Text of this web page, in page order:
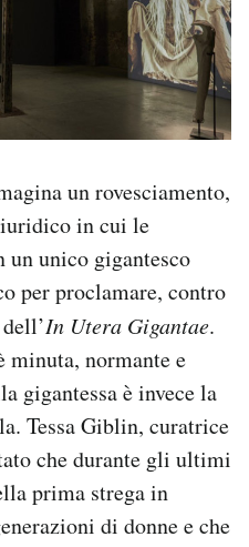
un rovesciamento,
in cui le
unico gigantesco
per proclamare, contro
In Utera Gigantae.
minuta, normante e
gigantessa è invece la
Tessa Giblin, curatrice
che durante gli ultimi
prima strega in
di donne e che